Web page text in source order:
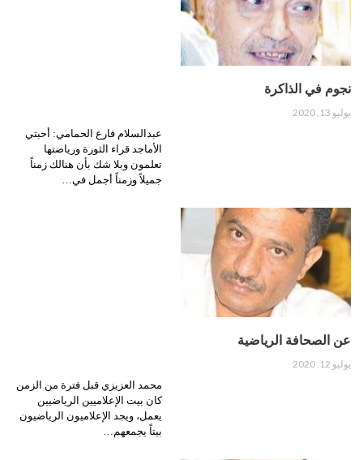
نجوم في الذاكرة
يوليو 13, 2020
عبدالسلام فارع الحمامي: أحبتي
الأماجد قراء الثورة ورياضتها
تعلمون وبلا شك بأن هنالك زمناً
جميلاً وزمناً أجمل في…
عن الصحافة الرياضية
يوليو 12, 2020
محمد العزيزي قبل فترة من الزمن
كان بيت الإعلاميين الرياضيين
يعمل، ويجد الإعلاميون الرياضيون
بيتاً يجمعهم…